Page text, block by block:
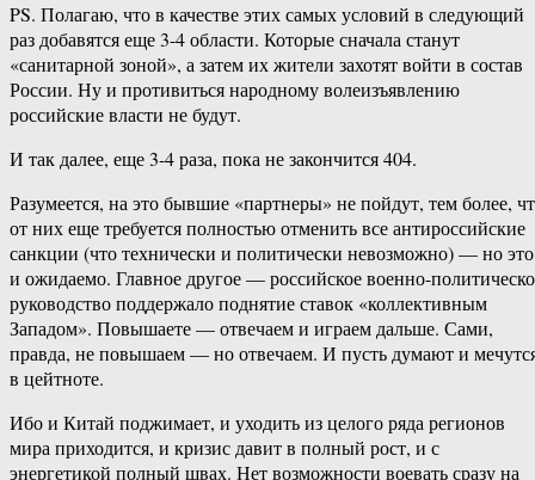
PS. Полагаю, что в качестве этих самых условий в следующий
раз добавятся еще 3-4 области. Которые сначала станут
«санитарной зоной», а затем их жители захотят войти в состав
России. Ну и противиться народному волеизъявлению
российские власти не будут.
И так далее, еще 3-4 раза, пока не закончится 404.
Разумеется, на это бывшие «партнеры» не пойдут, тем более,
от них еще требуется полностью отменить все антироссийские
санкции (что технически и политически невозможно) — но это
и ожидаемо. Главное другое — российское военно-
руководство поддержало поднятие ставок «коллективным
Западом». Повышаете — отвечаем и играем дальше. Сами,
правда, не повышаем — но отвечаем. И пусть думают и
в цейтноте.
Ибо и Китай поджимает, и уходить из целого ряда регионов
мира приходится, и кризис давит в полный рост, и с
энергетикой полный швах. Нет возможности воевать сразу на